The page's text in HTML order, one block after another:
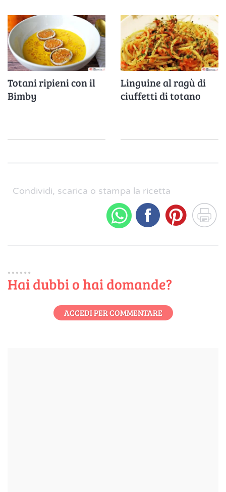
Totani ripieni con il
Bimby
Linguine al ragù di
ciuffetti di totano
Condividi, scarica o stampa la ricetta
Hai dubbi o hai domande?
ACCEDI PER COMMENTARE